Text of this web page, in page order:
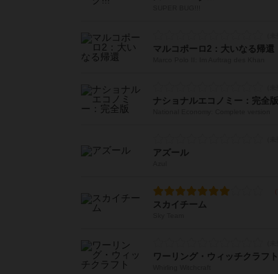
マルコポーロ2：大いなる帰還
ナショナルエコノミー：完全版
アズール
スカイチーム
ワーリング・ウィッチクラフト